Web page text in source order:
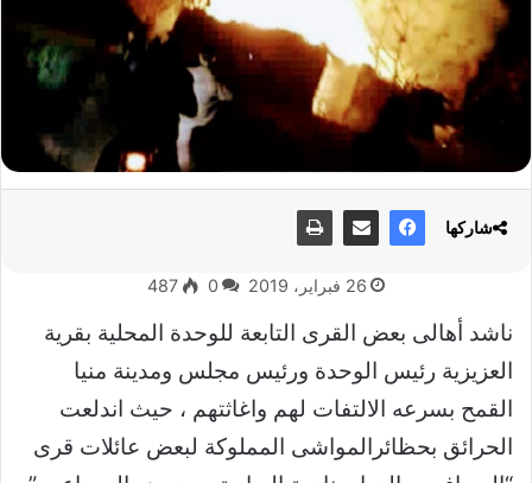
26 فبراير، 2019 0
487
ناشد أهالى بعض القرى التابعة للوحدة المحلية بقرية
العزيزية رئيس الوحدة ورئيس مجلس ومدينة منيا
القمح بسرعه الالتفات لهم واغاثتهم ، حيث اندلعت
الحرائق بحظائرالمواشى المملوكة لبعض عائلات قرى
شاركها